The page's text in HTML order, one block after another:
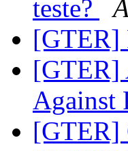
teste?
[GTER]
[GTER]
Against
[GTER]